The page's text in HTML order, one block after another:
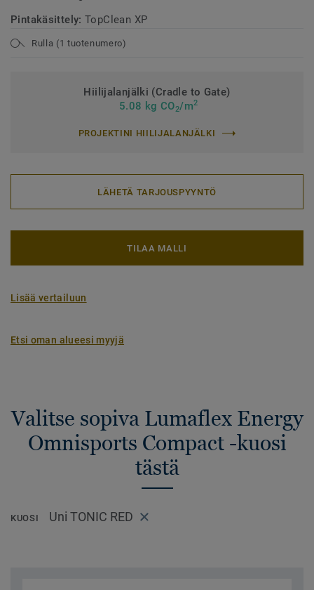
Pintakäsittely:TopClean XP
Rulla (1 tuotenumero)
Hiilijalanjälki (Cradle to Gate)
5.08 kg CO2/m2
PROJEKTINI HIILIJALANJÄLKI
LÄHETÄ TARJOUSPYYNTÖ
TILAA MALLI
Lisää vertailuun
Etsi oman alueesi myyjä
Valitse sopiva Lumaflex Energy
Omnisports Compact -kuosi
tästä
KUOSI Uni TONIC RED